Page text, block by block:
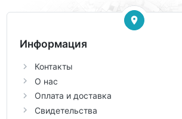
Информация
Контакты
О нас
Оплата и доставка
Свидетельства